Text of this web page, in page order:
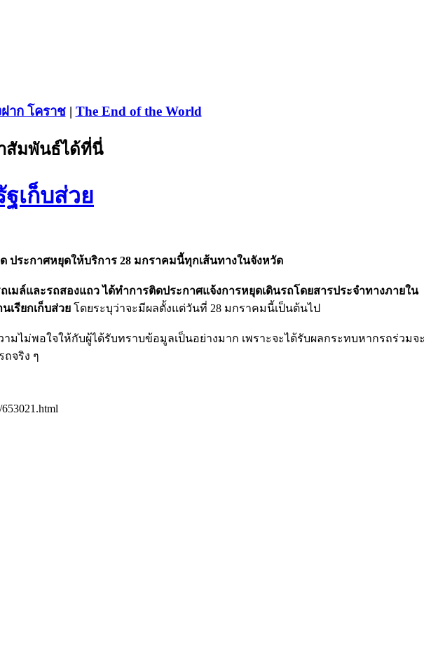
าก โคราช| The End of the World
สัมพันธ์ได้ที่นี่
เก็บส่วย
ประกาศหยุดให้บริการ 28 มกราคมนี้ทุกเส้นทางในจังหวัด
มล์และรถสองแถว ได้ทำการติดประกาศแจ้งการหยุดเดินรถโดยสารประจำทางภายใน
เรียกเก็บส่วย โดยระบุว่าจะมีผลตั้งแต่วันที่ 28 มกราคมนี้เป็นต้นไป
มไม่พอใจให้กับผู้ได้รับทราบข้อมูลเป็นอย่างมาก เพราะจะได้รับผลกระทบหากรถร่วมจะ
ถจริง ๆ